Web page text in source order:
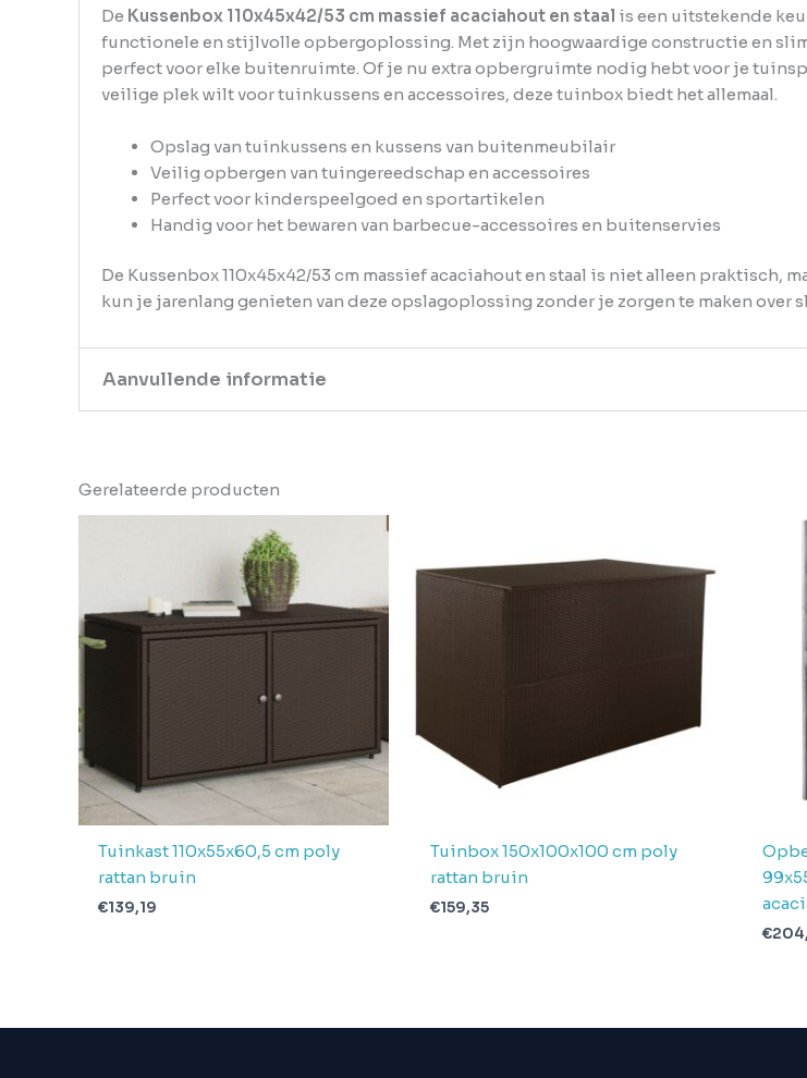
De Kussenbox 110x45x42/53 cm massief acaciahout en staal is een uitstekende
functionele en stijlvolle opbergoplossing. Met zijn hoogwaardige constructie en
perfect voor elke buitenruimte. Of je nu extra opbergruimte nodig hebt voor je
veilige plek wilt voor tuinkussens en accessoires, deze tuinbox biedt het allemaal.
Opslag van tuinkussens en kussens van buitenmeubilair
Veilig opbergen van tuingereedschap en accessoires
Perfect voor kinderspeelgoed en sportartikelen
Handig voor het bewaren van barbecue-accessoires en buitenservies
De Kussenbox 110x45x42/53 cm massief acaciahout en staal is niet alleen praktisch,
kun je jarenlang genieten van deze opslagoplossing zonder je zorgen te maken over
Aanvullende informatie
EAN
19.8
pakketten in
levering
1
Gerelateerde producten
Tuinkast 110x55x60,5 cm poly
rattan bruin
€139,19
Tuinbox 150x100x100 cm poly
rattan bruin
€159,35
€